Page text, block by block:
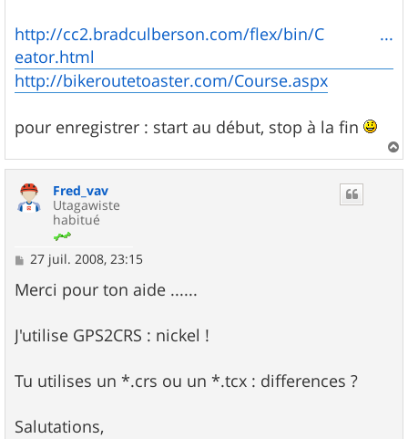
http://cc2.bradculberson.com/flex/bin/C ...
eator.html
http://bikeroutetoaster.com/Course.aspx
pour enregistrer : start au début, stop à la fin
a
Fred_vav
Utagawiste
habitué
M
s
s
g
e
27 juil. 2008, 23:15
Merci pour ton aide ......
J'utilise GPS2CRS : nickel !
Tu utilises un *.crs ou un *.tcx : differences ?
Salutations,